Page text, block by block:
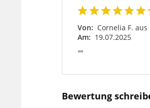
Von: Cornelia F.
Am: 19.07.2025
""
Bewertung